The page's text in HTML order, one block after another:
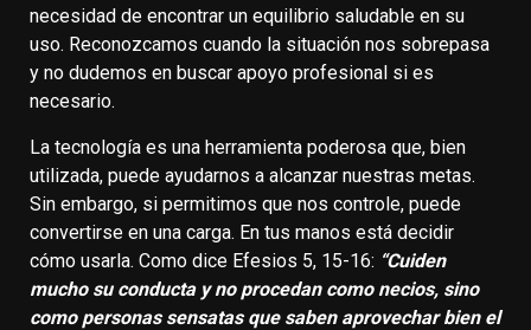
necesidad de encontrar un equilibrio saludable en su
uso. Reconozcamos cuando la situación nos sobrepasa
y no dudemos en buscar apoyo profesional si es
necesario.
La tecnología es una herramienta poderosa que, bien
utilizada, puede ayudarnos a alcanzar nuestras metas.
Sin embargo, si permitimos que nos controle, puede
convertirse en una carga. En tus manos está decidir
cómo usarla. Como dice Efesios 5, 15-16: “Cuiden
mucho su conducta y no procedan como necios, sino
como personas sensatas que saben aprovechar bien el